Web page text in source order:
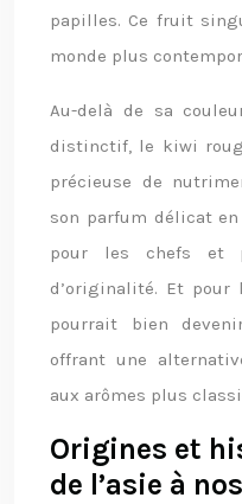
papilles. Ce fruit
monde plus
Au-delà de sa
distinctif, le kiwi
précieuse de
son parfum délicat
pour les chefs et
d’originalité. Et pour
pourrait bien
offrant une
aux arômes plus
Origines et
de l’asie à